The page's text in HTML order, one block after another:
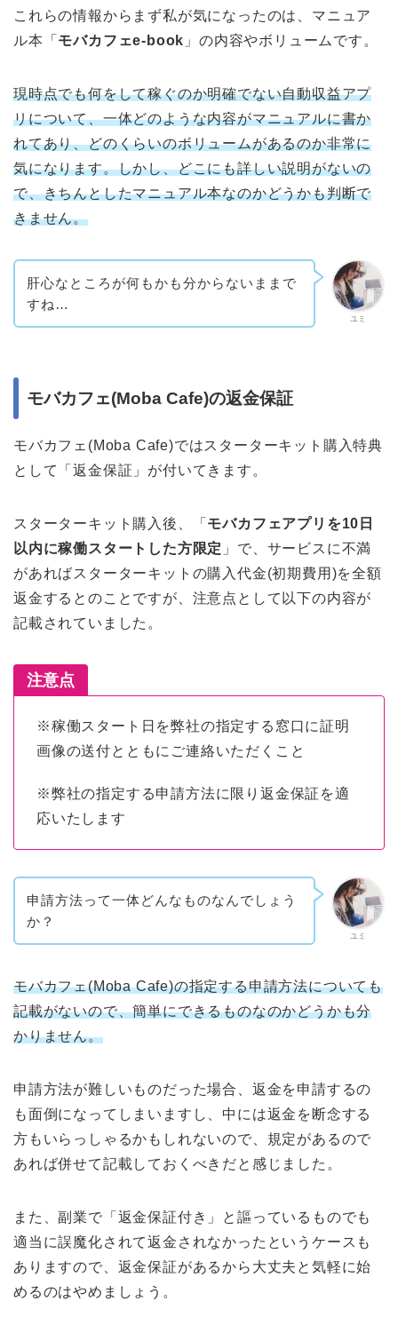
これらの情報からまず私が気になったのは、マニュア
ル本「 モバカフェe-book 」の内容やボリュームです。
現時点でも何をして稼ぐのか明確でない自動収益アプ
リについて、一体どのような内容がマニュアルに書か
れてあり、どのくらいのボリュームがあるのか非常に
気になります。しかし、どこにも詳しい説明がないの
で、きちんとしたマニュアル本なのかどうかも判断で
きません。
ユミ
肝心なところが何もかも分からないままで
すね…
モバカフェ(Moba Cafe)の返金保証
モバカフェ(Moba Cafe)ではスターターキット購入特典
として「返金保証」が付いてきます。
スターターキット購入後、「 モバカフェアプリを10日
以内に稼働スタートした方限定 」で、サービスに不満
があればスターターキットの購入代金(初期費用)を全額
返金するとのことですが、注意点として以下の内容が
記載されていました。
注意点
※稼働スタート日を弊社の指定する窓口に証明
画像の送付とともにご連絡いただくこと
※弊社の指定する申請方法に限り返金保証を適
応いたします
ユミ
申請方法って一体どんなものなんでしょう
か？
モバカフェ(Moba Cafe)の指定する申請方法についても
記載がないので、簡単にできるものなのかどうかも分
かりません。
申請方法が難しいものだった場合、返金を申請するの
も面倒になってしまいますし、中には返金を断念する
方もいらっしゃるかもしれないので、規定があるので
あれば併せて記載しておくべきだと感じました。
また、副業で「返金保証付き」と謳っているものでも
適当に誤魔化されて返金されなかったというケースも
ありますので、返金保証があるから大丈夫と気軽に始
めるのはやめましょう。